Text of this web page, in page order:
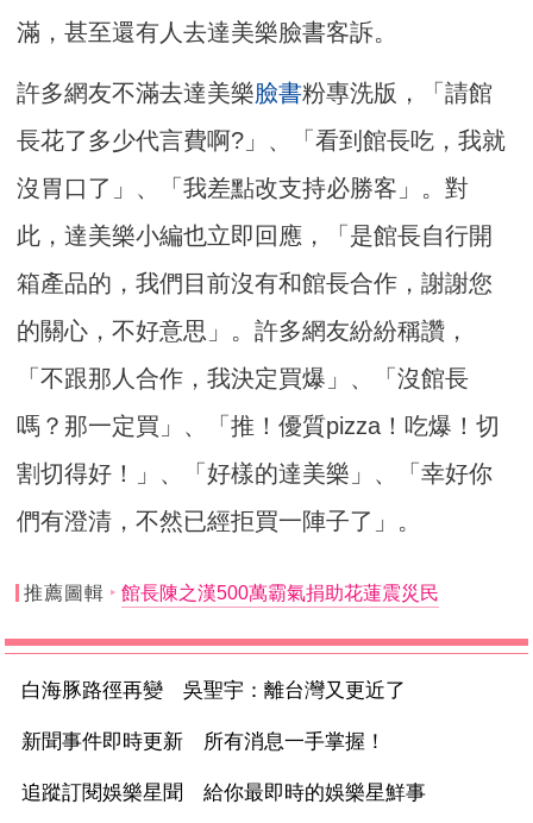
滿，甚至還有人去達美樂臉書客訴。
許多網友不滿去達美樂臉書粉專洗版，「請館
長花了多少代言費啊?」、「看到館長吃，我就
沒胃口了」、「我差點改支持必勝客」。對
此，達美樂小編也立即回應，「是館長自行開
箱產品的，我們目前沒有和館長合作，謝謝您
的關心，不好意思」。許多網友紛紛稱讚，
「不跟那人合作，我決定買爆」、「沒館長
嗎？那一定買」、「推！優質pizza！吃爆！切
割切得好！」、「好樣的達美樂」、「幸好你
們有澄清，不然已經拒買一陣子了」。
推薦圖輯 館長陳之漢500萬霸氣捐助花蓮震災民
白海豚路徑再變 吳聖宇：離台灣又更近了
新聞事件即時更新 所有消息一手掌握！
追蹤訂閱娛樂星聞 給你最即時的娛樂星鮮事